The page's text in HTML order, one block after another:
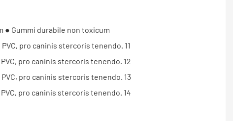
● Gummi durabile non toxicum